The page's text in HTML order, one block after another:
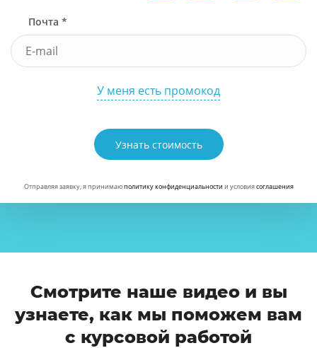
Почта *
У меня есть промокод
Узнать стоимость
Отправляя заявку, я принимаюполитику конфиденциальности и условиясоглашения
Смотрите наше видео и вы
узнаете, как мы поможем вам
с курсовой работой